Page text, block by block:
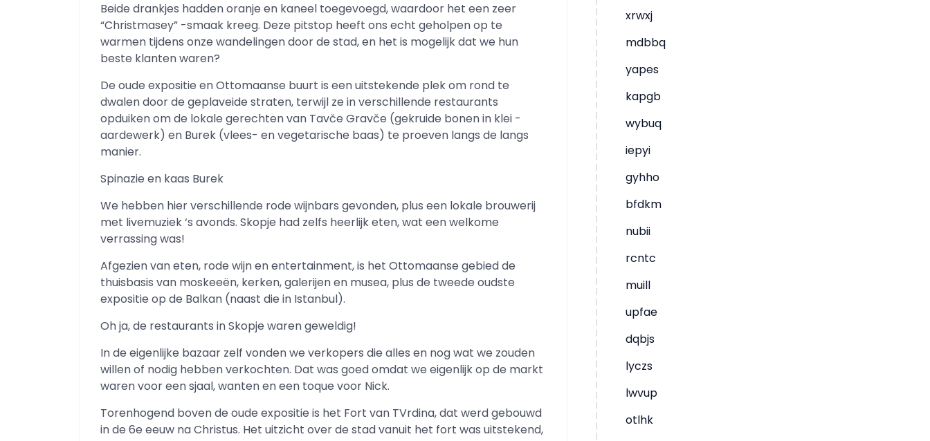
Beide drankjes hadden oranje en kaneel toegevoegd, waardoor het een zeer
“Christmasey” -smaak kreeg. Deze pitstop heeft ons echt geholpen op te
warmen tijdens onze wandelingen door de stad, en het is mogelijk dat we hun
beste klanten waren?
De oude expositie en Ottomaanse buurt is een uitstekende plek om rond te
dwalen door de geplaveide straten, terwijl ze in verschillende restaurants
opduiken om de lokale gerechten van Tavče Gravče (gekruide bonen in klei -
aardewerk) en Burek (vlees- en vegetarische baas) te proeven langs de langs
manier.
Spinazie en kaas Burek
We hebben hier verschillende rode wijnbars gevonden, plus een lokale brouwerij
met livemuziek ‘s avonds. Skopje had zelfs heerlijk eten, wat een welkome
verrassing was!
Afgezien van eten, rode wijn en entertainment, is het Ottomaanse gebied de
thuisbasis van moskeeën, kerken, galerijen en musea, plus de tweede oudste
expositie op de Balkan (naast die in Istanbul).
Oh ja, de restaurants in Skopje waren geweldig!
In de eigenlijke bazaar zelf vonden we verkopers die alles en nog wat we zouden
willen of nodig hebben verkochten. Dat was goed omdat we eigenlijk op de markt
waren voor een sjaal, wanten en een toque voor Nick.
Torenhogend boven de oude expositie is het Fort van TVrdina, dat werd gebouwd
in de 6e eeuw na Christus. Het uitzicht over de stad vanuit het fort was uitstekend,
xrwxj
mdbbq
yapes
kapgb
wybuq
iepyi
gyhho
bfdkm
nubii
rcntc
muill
upfae
dqbjs
lyczs
lwvup
otlhk